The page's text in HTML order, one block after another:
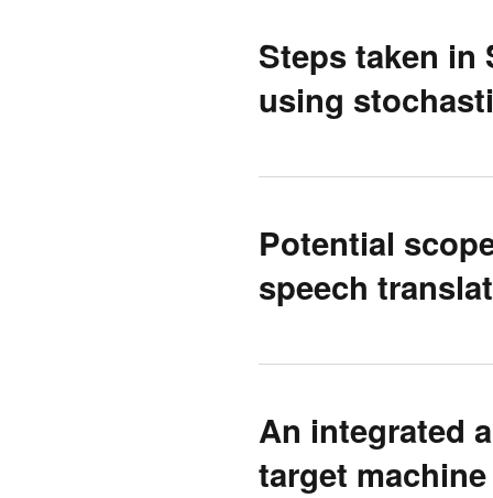
Steps taken in
using
Potential
speech
An integrated
target